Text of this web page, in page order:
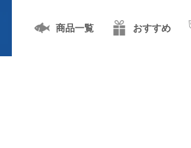
商品一覧 おすすめ